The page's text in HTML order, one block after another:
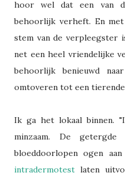
hoor wel dat een van
behoorlijk verheft. En
stem van de verpleegster
net een heel vriendelijke
behoorlijk benieuwd
omtoveren tot een
Ik ga het lokaal binnen.
minzaam. De
bloeddoorlopen ogen
intradermotest laten